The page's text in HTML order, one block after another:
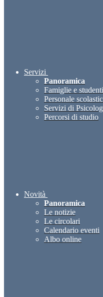
Servizi
Panoramica
Famiglie e studenti
Personale
Servizi di
Percorsi di studio
Novità
Panoramica
Le notizie
Le circolari
Calendario eventi
Albo online